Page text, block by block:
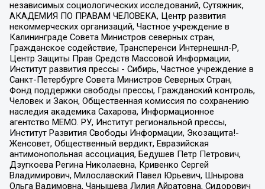
независимых социологических исследований, Сутяжник,
АКАДЕМИЯ ПО ПРАВАМ ЧЕЛОВЕКА, Центр развития
некоммерческих организаций, Частное учреждение в
Калининграде Совета Министров северных стран,
Гражданское содействие, Трансперенси Интернешнл-Р,
Центр Защиты Прав Средств Массовой Информации,
Институт развития прессы - Сибирь, Частное учреждение в
Санкт-Петербурге Совета Министров Северных Стран,
Фонд поддержки свободы прессы, Гражданский контроль,
Человек и Закон, Общественная комиссия по сохранению
наследия академика Сахарова, Информационное
агентство МЕМО. РУ, Институт региональной прессы,
Институт Развития Свободы Информации, Экозащита!-
Женсовет, Общественный вердикт, Евразийская
антимонопольная ассоциация, Бедушев Петр Петрович,
Дзугкоева Регина Николаевна, Кривенко Сергей
Владимирович, Милославский Павел Юрьевич, Шнырова
Ольга Вадимовна, Чанышева Лилия Айратовна, Сидорович